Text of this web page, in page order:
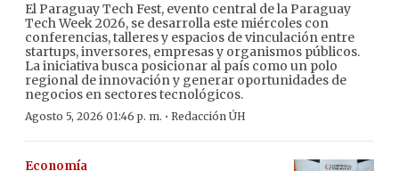
El Paraguay Tech Fest, evento central de la Paraguay
Tech Week 2026, se desarrolla este miércoles con
conferencias, talleres y espacios de vinculación entre
startups, inversores, empresas y organismos públicos.
La iniciativa busca posicionar al país como un polo
regional de innovación y generar oportunidades de
negocios en sectores tecnológicos.
Agosto 5, 2026 01:46 p. m. · Redacción ÚH
Economía